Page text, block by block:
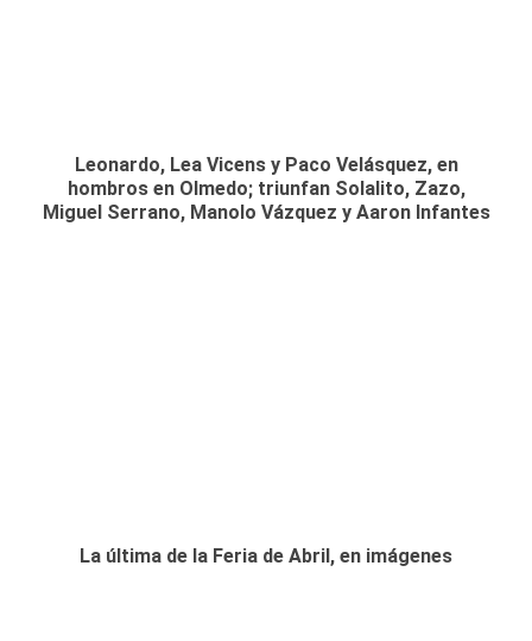
Leonardo, Lea Vicens y Paco Velásquez, en
hombros en Olmedo; triunfan Solalito, Zazo,
Miguel Serrano, Manolo Vázquez y Aaron Infantes
La última de la Feria de Abril, en imágenes